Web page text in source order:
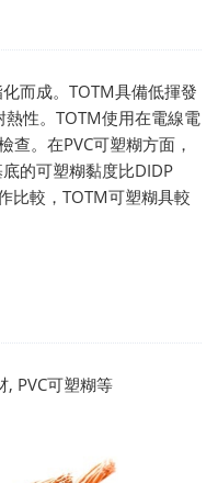
而成。TOTM具備低揮發
性。TOTM使用在電線電
。在PVC可塑糊方面，
的可塑糊黏度比DIDP
比較，TOTM可塑糊具較
, PVC可塑糊等